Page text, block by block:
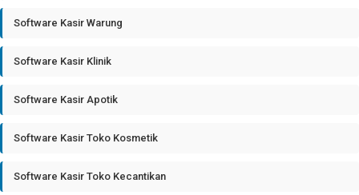
Software Kasir Warung
Software Kasir Klinik
Software Kasir Apotik
Software Kasir Toko Kosmetik
Software Kasir Toko Kecantikan